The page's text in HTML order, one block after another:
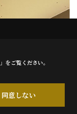
」をご覧ください。
同意しない